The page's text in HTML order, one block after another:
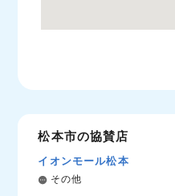
松本市の協賛店
イオンモール松本
その他